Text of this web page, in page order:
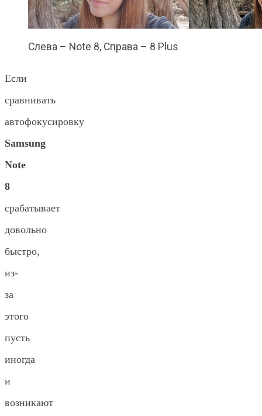
Слева – Note 8, Справа – 8 Plus
Если
сравнивать
автофокусировку
Samsung
Note
8
срабатывает
довольно
быстро,
из-
за
этого
пусть
иногда
и
возникают